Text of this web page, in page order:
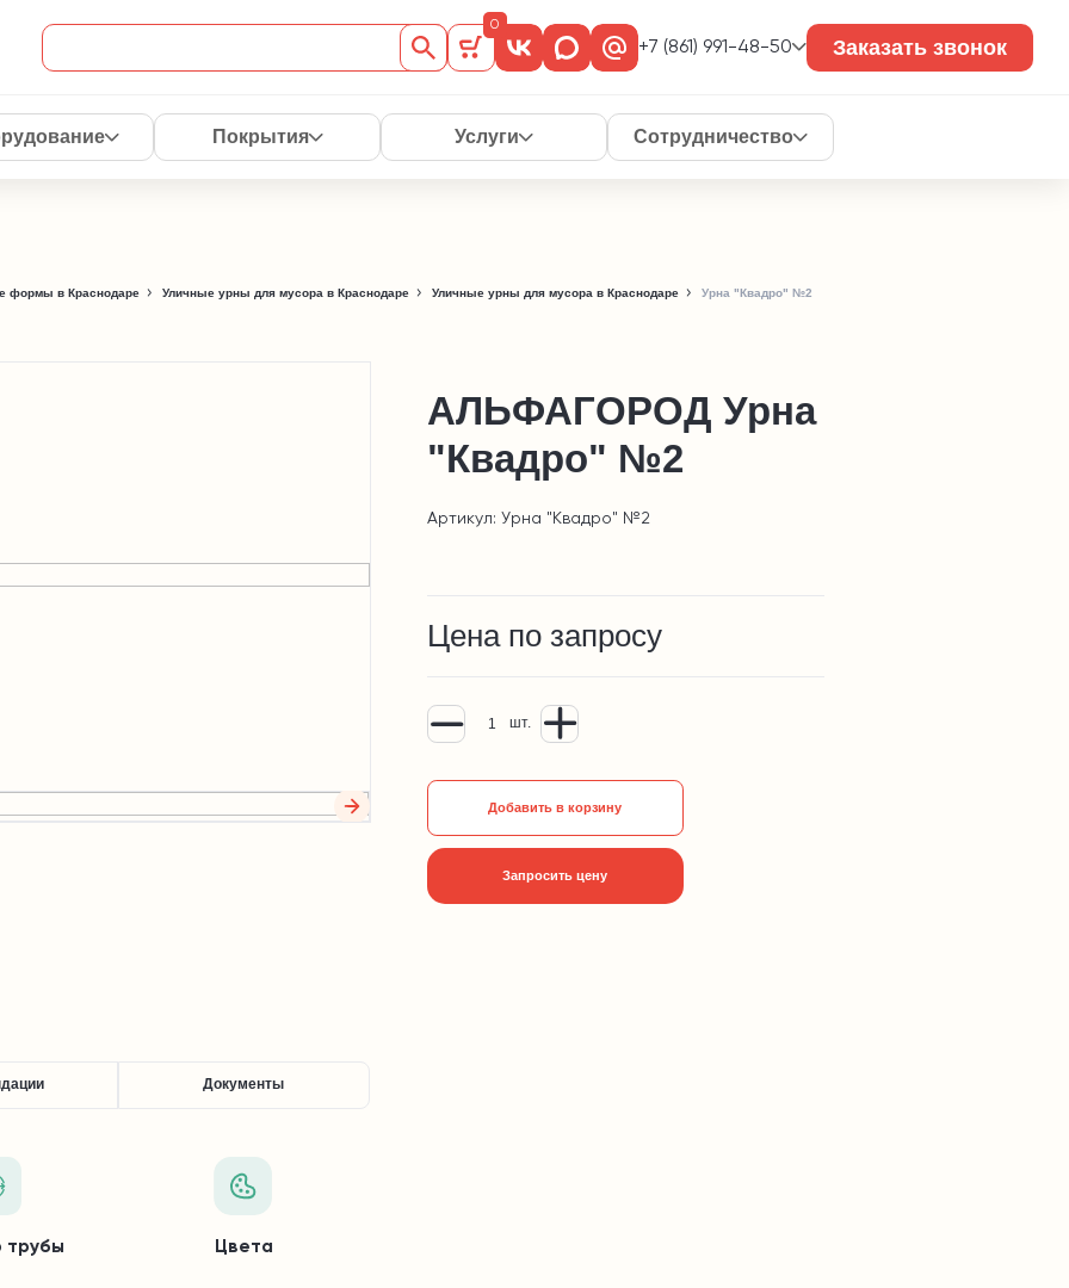
0
+7 (861) 991-48-50 Заказать звонок
Покрытия Услуги Сотрудничество
формы в Краснодаре Уличные урны для мусора в Краснодаре Уличные урны для мусора в Краснодаре Урна "Квадро" №2
АЛЬФАГОРОД Урна
"Квадро" №2
Артикул: Урна "Квадро" №2
Цена по запросу
шт.
Добавить в корзину
Запросить цену
Документы
трубы Цвета